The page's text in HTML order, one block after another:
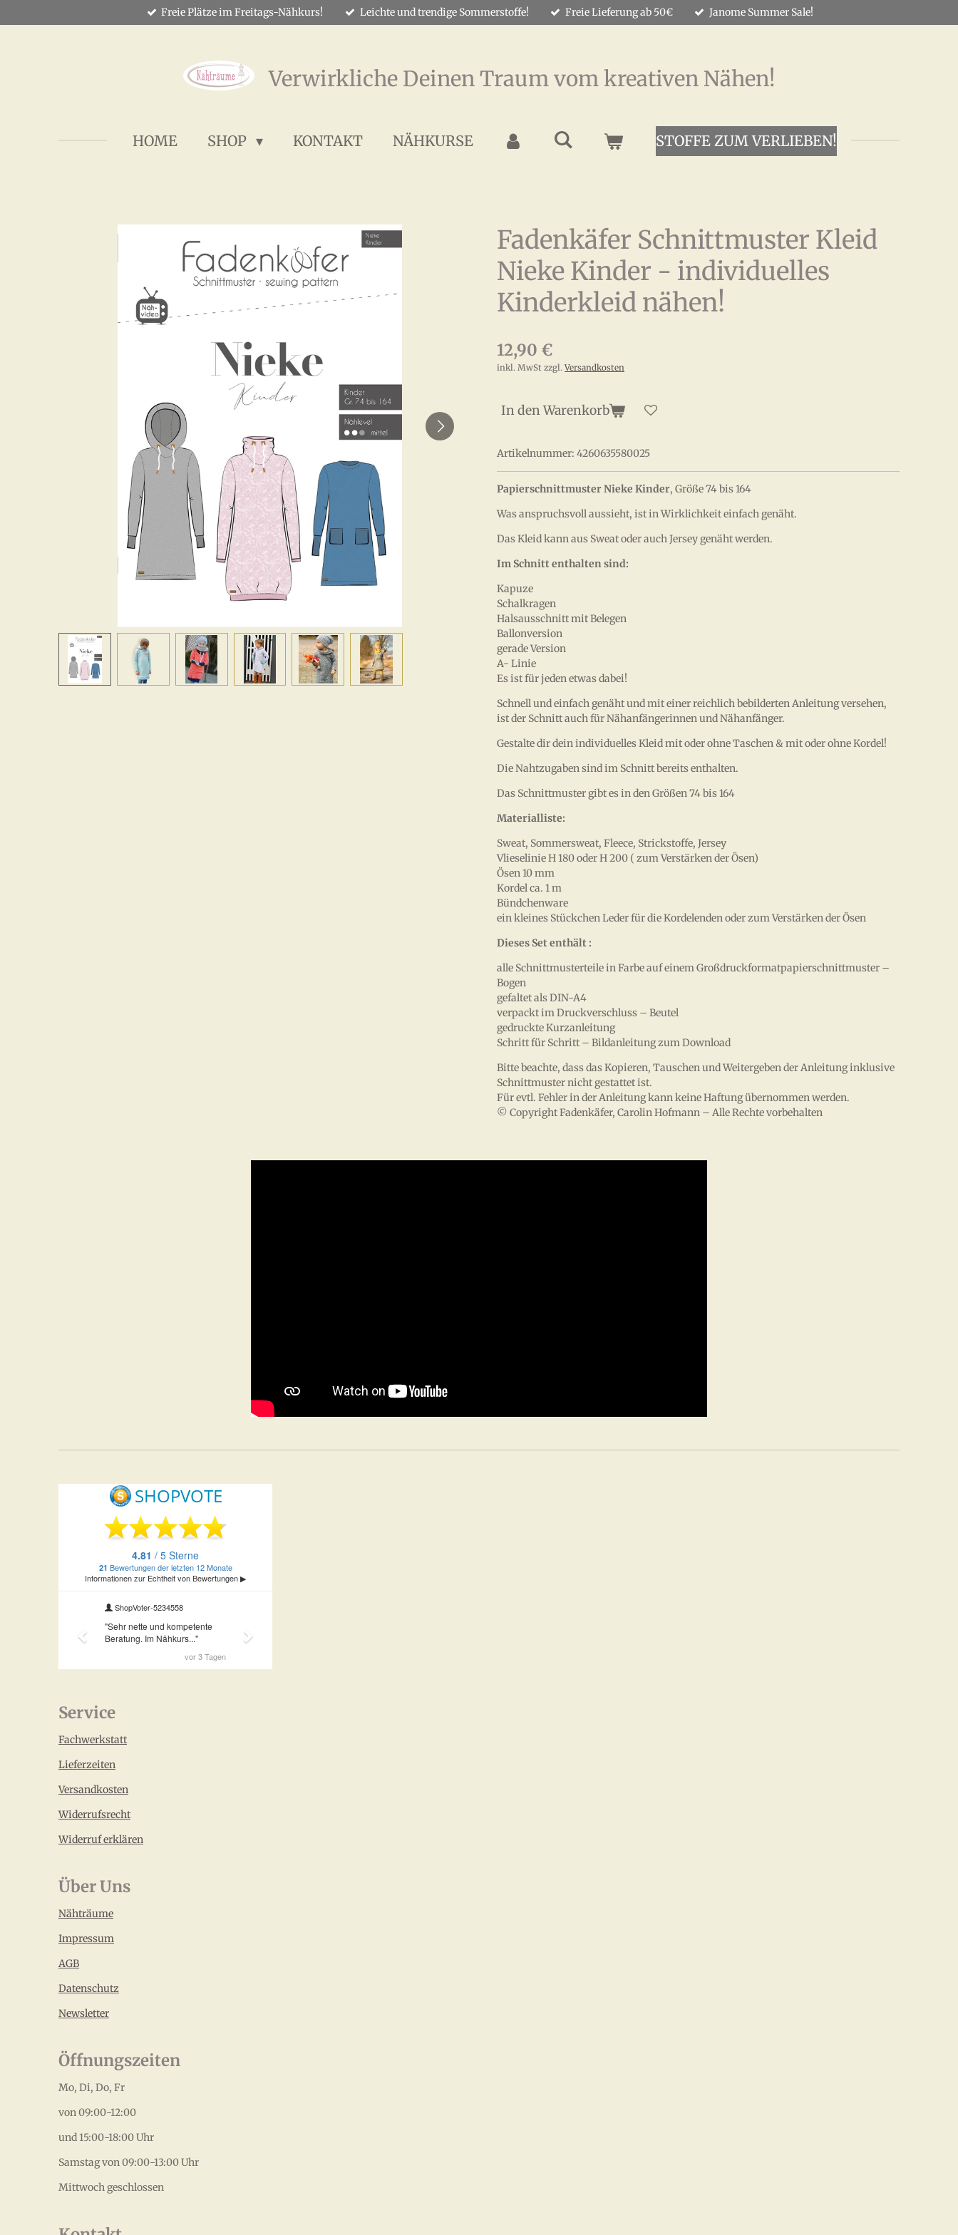
Hauptinhalt
Freie Plätze im Freitags-Nähkurs! Leichte und trendige Sommerstoffe! Freie Lieferung ab 50€ Janome Summer Sale!
Verwirkliche Deinen Traum vom kreativen Nähen!
HOME SHOP KONTAKT NÄHKURSE STOFFE ZUM VERLIEBEN!
Fadenkäfer Schnittmuster Kleid
Nieke Kinder - individuelles
Kinderkleid nähen!
12,90 €
inkl. MwSt zzgl. Versandkosten
In den Warenkorb
Artikelnummer: 4260635580025
Papierschnittmuster Nieke Kinder, Größe 74 bis 164
Was anspruchsvoll aussieht, ist in Wirklichkeit einfach genäht.
Das Kleid kann aus Sweat oder auch Jersey genäht werden.
Im Schnitt enthalten sind:
Kapuze
Schalkragen
Halsausschnitt mit Belegen
Ballonversion
gerade Version
A- Linie
Es ist für jeden etwas dabei!
Schnell und einfach genäht und mit einer reichlich bebilderten Anleitung versehen,
ist der Schnitt auch für Nähanfängerinnen und Nähanfänger.
Gestalte dir dein individuelles Kleid mit oder ohne Taschen & mit oder ohne Kordel!
Die Nahtzugaben sind im Schnitt bereits enthalten.
Das Schnittmuster gibt es in den Größen 74 bis 164
Materialliste:
Sweat, Sommersweat, Fleece, Strickstoffe, Jersey
Vlieselinie H 180 oder H 200 ( zum Verstärken der Ösen)
Ösen 10 mm
Kordel ca. 1 m
Bündchenware
ein kleines Stückchen Leder für die Kordelenden oder zum Verstärken der Ösen
Dieses Set enthält :
alle Schnittmusterteile in Farbe auf einem Großdruckformatpapierschnittmuster –
Bogen
gefaltet als DIN-A4
verpackt im Druckverschluss – Beutel
gedruckte Kurzanleitung
Schritt für Schritt – Bildanleitung zum Download
Bitte beachte, dass das Kopieren, Tauschen und Weitergeben der Anleitung inklusive
Schnittmuster nicht gestattet ist.
Für evtl. Fehler in der Anleitung kann keine Haftung übernommen werden.
© Copyright Fadenkäfer, Carolin Hofmann – Alle Rechte vorbehalten
Service
Fachwerkstatt
Lieferzeiten
Versandkosten
Widerrufsrecht
Widerruf erklären
Über Uns
Nähträume
Impressum
AGB
Datenschutz
Newsletter
Öffnungszeiten
Mo, Di, Do, Fr
von 09:00-12:00
und 15:00-18:00 Uhr
Samstag von 09:00-13:00 Uhr
Mittwoch geschlossen